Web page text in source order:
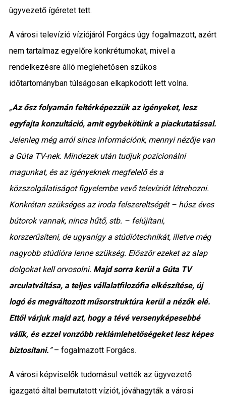
ügyvezető ígéretet tett.
A városi televízió víziójáról Forgács úgy fogalmazott, azért
nem tartalmaz egyelőre konkrétumokat, mivel a
rendelkezésre álló meglehetősen szűkös
időtartományban túlságosan elkapkodott lett volna.
„Az ősz folyamán feltérképezzük az igényeket, lesz
egyfajta konzultáció, amit egybekötünk a piackutatással.
Jelenleg még arról sincs információnk, mennyi nézője van
a Gúta TV-nek. Mindezek után tudjuk pozícionálni
magunkat, és az igényeknek megfelelő és a
közszolgálatiságot figyelembe vevő televíziót létrehozni.
Konkrétan szükséges az iroda felszereltségét – húsz éves
bútorok vannak, nincs hűtő, stb. – felújítani,
korszerűsíteni, de ugyanígy a stúdiótechnikát, illetve még
nagyobb stúdióra lenne szükség. Először ezeket az alap
dolgokat kell orvosolni. Majd sorra kerül a Gúta TV
arculatváltása, a teljes vállalatfilozófia elkészítése, új
logó és megváltozott műsorstruktúra kerül a nézők elé.
Ettől várjuk majd azt, hogy a tévé versenyképesebbé
válik, és ezzel vonzóbb reklámlehetőségeket lesz képes
biztosítani.”– fogalmazott Forgács.
A városi képviselők tudomásul vették az ügyvezető
igazgató által bemutatott víziót, jóváhagyták a városi